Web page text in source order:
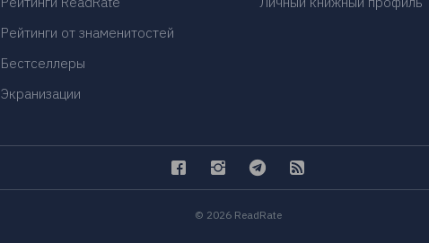
Рейтинги от знаменитостей
Бестселлеры
Экранизации
© 2026 ReadRate